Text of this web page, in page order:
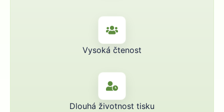
Vysoká čtenost
Dlouhá životnost tisku